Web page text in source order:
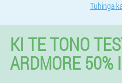
Tuhinga
KI TE TONO
ARDMORE 50%